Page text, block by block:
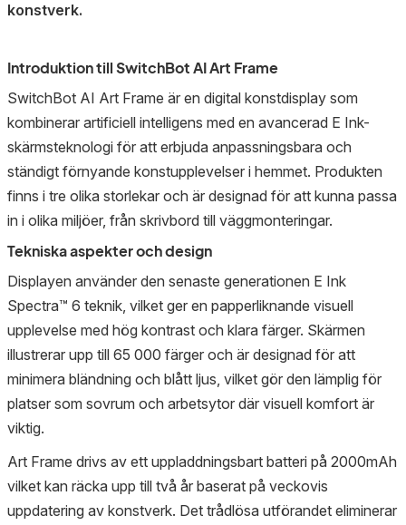
konstverk.
Introduktion till SwitchBot AI Art Frame
SwitchBot AI Art Frame är en digital konstdisplay som
kombinerar artificiell intelligens med en avancerad E Ink-
skärmsteknologi för att erbjuda anpassningsbara och
ständigt förnyande konstupplevelser i hemmet. Produkten
finns i tre olika storlekar och är designad för att kunna passa
in i olika miljöer, från skrivbord till väggmonteringar.
Tekniska aspekter och design
Displayen använder den senaste generationen E Ink
Spectra™ 6 teknik, vilket ger en papperliknande visuell
upplevelse med hög kontrast och klara färger. Skärmen
illustrerar upp till 65 000 färger och är designad för att
minimera bländning och blått ljus, vilket gör den lämplig för
platser som sovrum och arbetsytor där visuell komfort är
viktig.
Art Frame drivs av ett uppladdningsbart batteri på 2000mAh
vilket kan räcka upp till två år baserat på veckovis
uppdatering av konstverk. Det trådlösa utförandet eliminerar